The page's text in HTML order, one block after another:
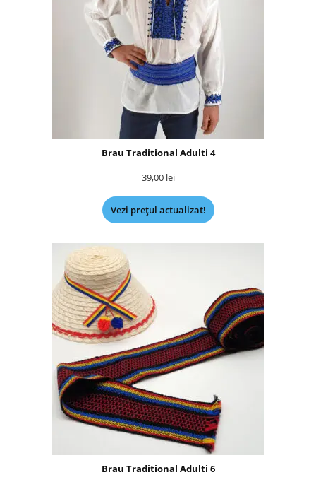
Brau Traditional Adulti 4
39,00 lei
Vezi prețul actualizat!
Brau Traditional Adulti 6